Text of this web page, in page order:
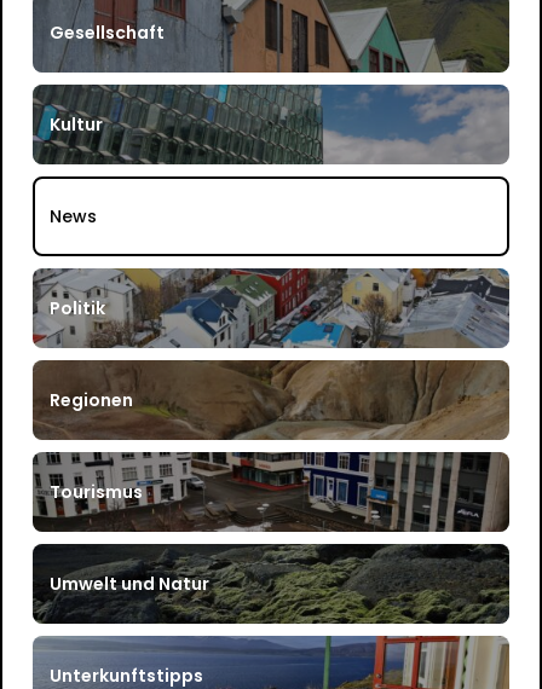
Gesellschaft
Kultur
News
Politik
Regionen
Tourismus
Umwelt und Natur
Unterkunftstipps